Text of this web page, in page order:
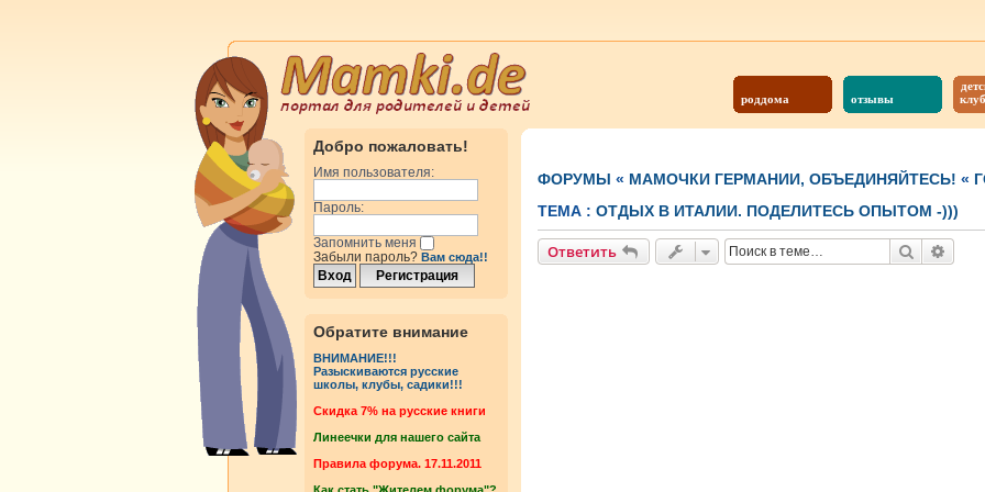
роддома отзывы
Добро пожаловать!
Имя пользователя:
Пароль:
Запомнить меня
Забыли пароль? Вам сюда!!
Обратите внимание
ВНИМАНИЕ!!!
Разыскиваются русские
школы, клубы, садики!!!
Cкидка 7% на русские книги
Линеечки для нашего сайта
Правила форума. 17.11.2011
ФОРУМЫ « МАМОЧКИ ГЕРМАНИИ, ОБЪЕДИНЯЙТЕСЬ! «
ТЕМА : ОТДЫХ В ИТАЛИИ. ПОДЕЛИТЕСЬ ОПЫТОМ -)))
Ответить Поиск